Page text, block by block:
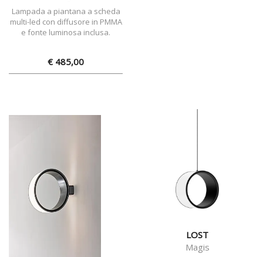
Lampada a piantana a scheda
multi-led con diffusore in PMMA
e fonte luminosa inclusa.
€ 485,00
LOST
Magis